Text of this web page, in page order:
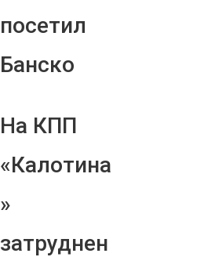
посетил
Банско
На КПП
«Калотина
»
затруднен